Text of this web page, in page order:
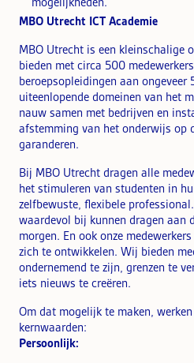
MBO Utrecht ICT Academie
MBO Utrecht is een kleinschalige
bieden met circa 500
beroepsopleidingen aan ongeveer
uiteenlopende domeinen van het
nauw samen met bedrijven en
afstemming van het onderwijs op
garanderen.
Bij MBO Utrecht dragen alle
het stimuleren van studenten in
zelfbewuste, flexibele
waardevol bij kunnen dragen aan
morgen. En ook onze
zich te ontwikkelen. Wij bieden
ondernemend te zijn, grenzen te
iets nieuws te creëren.
Om dat mogelijk te maken,
kernwaarden:
Persoonlijk: